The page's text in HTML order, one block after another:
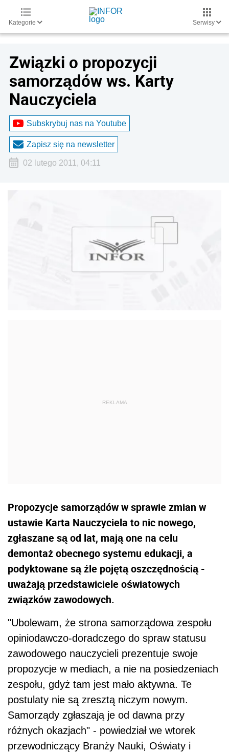
Kategorie Serwisy
Związki o propozycji
samorządów ws. Karty
Nauczyciela
Subskrybuj nas na Youtube
Zapisz się na newsletter
02 lutego 2011, 04:11
Propozycje samorządów w sprawie zmian w
ustawie Karta Nauczyciela to nic nowego,
zgłaszane są od lat, mają one na celu
demontaż obecnego systemu edukacji, a
podyktowane są źle pojętą oszczędnością -
uważają przedstawiciele oświatowych
związków zawodowych.
"Ubolewam, że strona samorządowa zespołu
opiniodawczo-doradczego do spraw statusu
zawodowego nauczycieli prezentuje swoje
propozycje w mediach, a nie na posiedzeniach
zespołu, gdyż tam jest mało aktywna. Te
postulaty nie są zresztą niczym nowym.
Samorządy zgłaszają je od dawna przy
różnych okazjach" - powiedział we wtorek
przewodniczący Branży Nauki, Oświaty i